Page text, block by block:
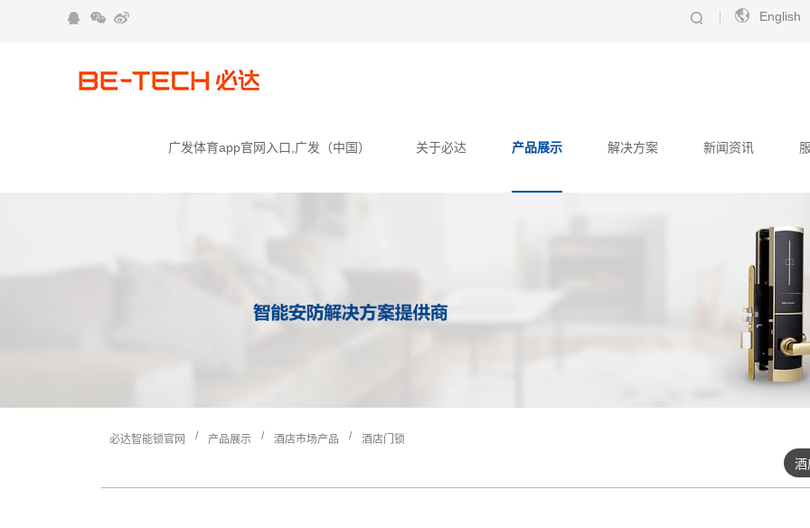
English
广发体育app官网入口,广发（中国） 关于必达 产品展示 解决方案 新闻资讯
必达智能锁官网 / 产品展示 / 酒店市场产品 / 酒店门锁
酒